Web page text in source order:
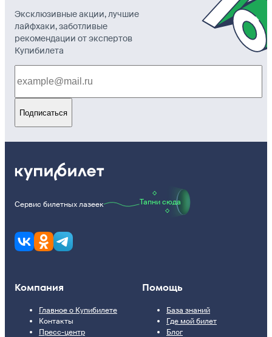
Эксклюзивные акции, лучшие
лайфхаки, заботливые
рекомендации от экспертов
Купибилета
Подписаться
Сервис билетных лазеек Тапни сюда
Компания
Главное о Купибилете
Контакты
Пресс-центр
Помощь
База знаний
Где мой билет
Блог